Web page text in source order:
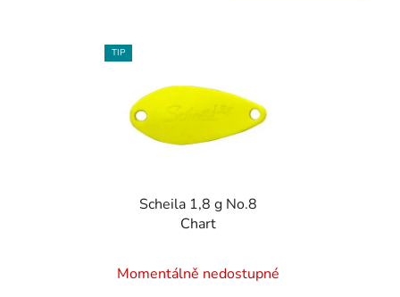
TIP
Scheila 1,8 g No.8
Chart
Momentálně nedostupné